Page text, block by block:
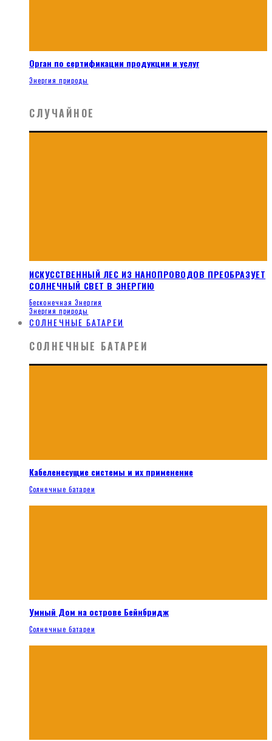
Орган по сертификации продукции и услуг
Энергия природы
СЛУЧАЙНОЕ
ИСКУССТВЕННЫЙ ЛЕС ИЗ НАНОПРОВОДОВ ПРЕОБРАЗУЕТ
СОЛНЕЧНЫЙ СВЕТ В ЭНЕРГИЮ
Бесконечная Энергия
Энергия природы
СОЛНЕЧНЫЕ БАТАРЕИ
СОЛНЕЧНЫЕ БАТАРЕИ
Кабеленесущие системы и их применение
Солнечные батареи
Умный Дом на острове Бейнбридж
Солнечные батареи